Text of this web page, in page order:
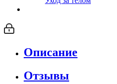
Описание
Отзывы